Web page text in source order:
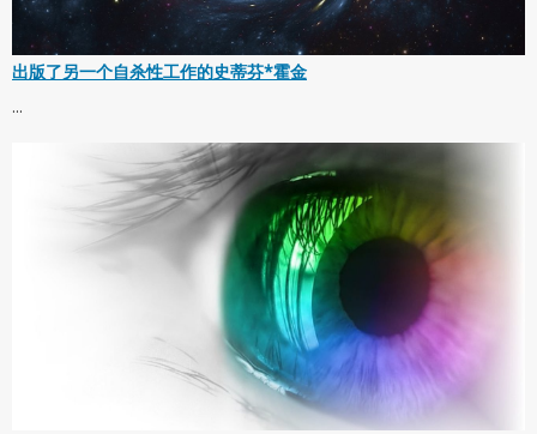
出版了另一个自杀性工作的史蒂芬*霍金
...